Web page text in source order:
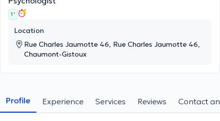
1 '
Location
Rue Charles Jaumotte 46, Rue Charles Jaumotte 46,
Chaumont-Gistoux
Profile Experience Services Reviews Contact